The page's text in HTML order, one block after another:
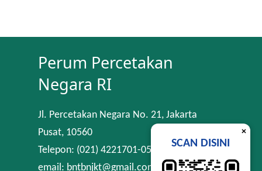
Perum Percetakan
Negara RI
Jl. Percetakan Negara No. 21, Jakarta
Pusat, 10560
Telepon: (021) 4221701-05
email: bntbnjkt@gmail.com
×
SCAN DISINI